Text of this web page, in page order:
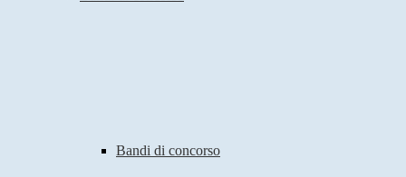
Bandi di concorso